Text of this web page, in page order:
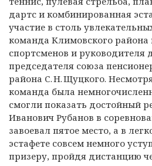
дартс и комбинированная
участие в столь
команда Климовского района
спортсменов и руководителя
председателя союза
района С. Н. Щуцкого.
команда была
смогли показать достойный
Иванович Рубанов в
завоевал пятое место, а в
эстафете совсем немного
призеру, пройдя дистанцию